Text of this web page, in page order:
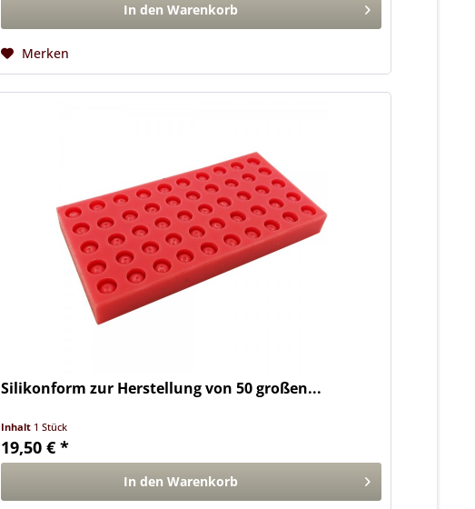
In den Warenkorb
Merken
Silikonform zur Herstellung von 50 großen...
Inhalt 1 Stück
19,50 € *
In den Warenkorb